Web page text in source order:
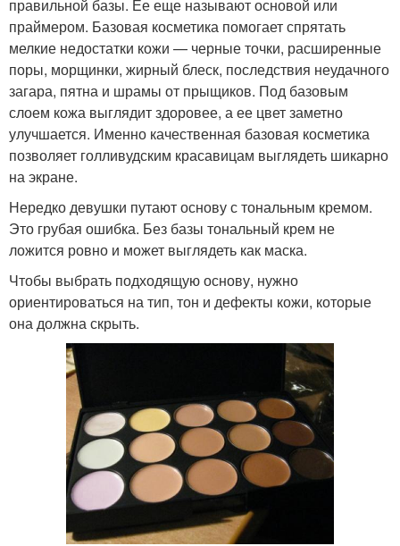
правильной базы. Ее еще называют основой или
праймером. Базовая косметика помогает спрятать
мелкие недостатки кожи — черные точки, расширенные
поры, морщинки, жирный блеск, последствия неудачного
загара, пятна и шрамы от прыщиков. Под базовым
слоем кожа выглядит здоровее, а ее цвет заметно
улучшается. Именно качественная базовая косметика
позволяет голливудским красавицам выглядеть шикарно
на экране.
Нередко девушки путают основу с тональным кремом.
Это грубая ошибка. Без базы тональный крем не
ложится ровно и может выглядеть как маска.
Чтобы выбрать подходящую основу, нужно
ориентироваться на тип, тон и дефекты кожи, которые
она должна скрыть.